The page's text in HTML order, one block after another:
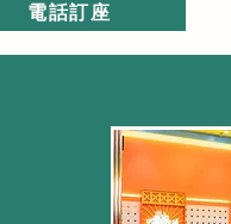
電話訂座